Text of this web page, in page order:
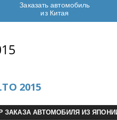
Заказать автомобиль
из Китая
2015
ЗАКАЗА АВТОМОБИЛЯ ИЗ